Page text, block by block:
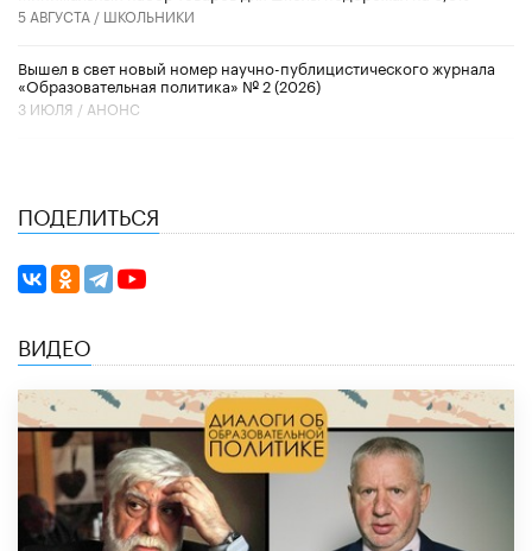
5 АВГУСТА / ШКОЛЬНИКИ
Вышел в свет новый номер научно-публицистического журнала
«Образовательная политика» № 2 (2026)
3 ИЮЛЯ / АНОНС
ПОДЕЛИТЬСЯ
ВИДЕО